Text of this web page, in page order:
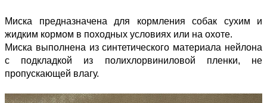
Миска предназначена для кормления собак сухим и
жидким кормом в походных условиях или на охоте.
Миска выполнена из синтетического материала нейлона
с подкладкой из полихлорвиниловой пленки, не
пропускающей влагу.